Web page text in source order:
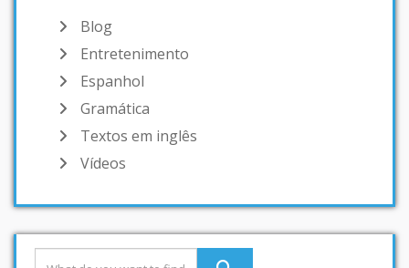
Blog
Entretenimento
Espanhol
Gramática
Textos em inglês
Vídeos